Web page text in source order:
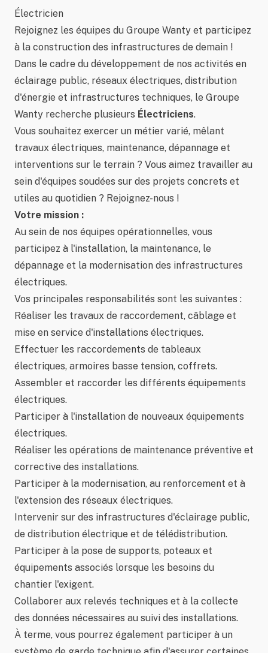
Électricien
Rejoignez les équipes du Groupe Wanty et participez
à la construction des infrastructures de demain !
Dans le cadre du développement de nos activités en
éclairage public, réseaux électriques, distribution
d'énergie et infrastructures techniques, le Groupe
Wanty recherche plusieurs Électriciens.
Vous souhaitez exercer un métier varié, mêlant
travaux électriques, maintenance, dépannage et
interventions sur le terrain ? Vous aimez travailler au
sein d'équipes soudées sur des projets concrets et
utiles au quotidien ? Rejoignez-nous !
Votre mission :
Au sein de nos équipes opérationnelles, vous
participez à l'installation, la maintenance, le
dépannage et la modernisation des infrastructures
électriques.
Vos principales responsabilités sont les suivantes :
Réaliser les travaux de raccordement, câblage et
mise en service d'installations électriques.
Effectuer les raccordements de tableaux
électriques, armoires basse tension, coffrets.
Assembler et raccorder les différents équipements
électriques.
Participer à l'installation de nouveaux équipements
électriques.
Réaliser les opérations de maintenance préventive et
corrective des installations.
Participer à la modernisation, au renforcement et à
l'extension des réseaux électriques.
Intervenir sur des infrastructures d'éclairage public,
de distribution électrique et de télédistribution.
Participer à la pose de supports, poteaux et
équipements associés lorsque les besoins du
chantier l'exigent.
Collaborer aux relevés techniques et à la collecte
des données nécessaires au suivi des installations.
À terme, vous pourrez également participer à un